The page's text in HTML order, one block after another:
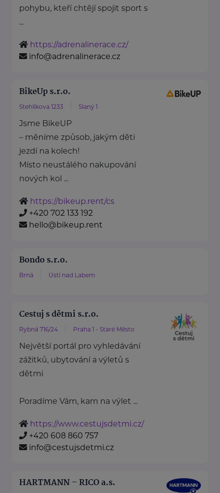
pohybu, kteří chtějí spojit sport s
...
https://adrenalinerace.cz/
info@adrenalinerace.cz
BikeUp s.r.o.
Stehlíkova 1233 Slaný 1
Jsme BikeUP
– měníme způsob, jakým děti
jezdí na kolech!
Místo neustálého nakupování
nových kol ...
https://bikeup.rent/cs
+420 702 133 192
hello@bikeup.rent
Bondo s.r.o.
Brná Ústí nad Labem
Cestuj s dětmi s.r.o.
Rybná 716/24 Praha 1 - Staré Město
Největší portál pro vyhledávání
zážitků, ubytování a výletů s
dětmi
Poradíme Vám, kam na výlet ...
https://www.cestujsdetmi.cz/
+420 608 860 757
info@cestujsdetmi.cz
HARTMANN – RICO a.s.